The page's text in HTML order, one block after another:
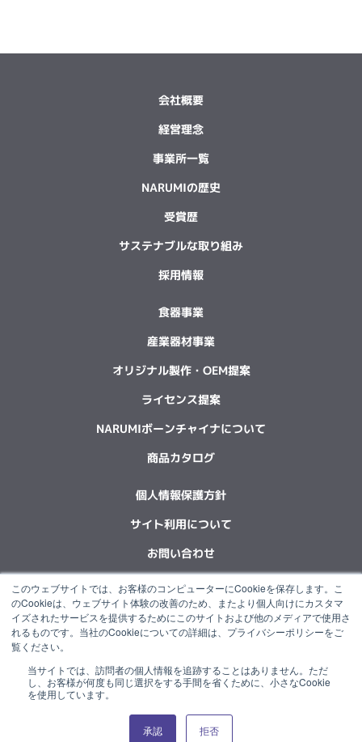
このウェブサイトでは、お客様のコンピューターにCookieを保存します。こ
のCookieは、ウェブサイト体験の改善のため、またより個人向けにカスタマ
イズされたサービスを提供するためにこのサイトおよび他のメディアで使用さ
れるものです。当社のCookieについての詳細は、プライバシーポリシーをご
覧ください。
当サイトでは、訪問者の個人情報を追跡することはありません。ただ
し、お客様が何度も同じ選択をする手間を省くために、小さなCookie
を使用しています。
承認 拒否
会社概要
経営理念
事業所一覧
NARUMIの歴史
受賞歴
サステナブルな取り組み
採用情報
食器事業
産業器材事業
オリジナル製作・OEM提案
ライセンス提案
NARUMIボーンチャイナについて
商品カタログ
個人情報保護方針
サイト利用について
お問い合わせ
F
a
c
e
b
o
o
k
L
i
n
k
d
i
n
X
-
t
w
t
t
r
Y
o
u
t
b
e
I
n
s
t
g
r
I
n
s
t
g
r
“NARUMI”は石塚硝子グループの一員です。
© 2022 NARUMI CORPORATION